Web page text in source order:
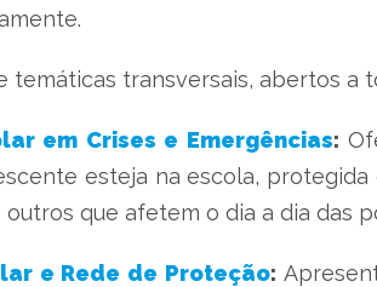
temáticas transversais, abertos a
em Crises e Emergências:
esteja na escola,
que afetem o dia a dia das
e Rede de Proteção: